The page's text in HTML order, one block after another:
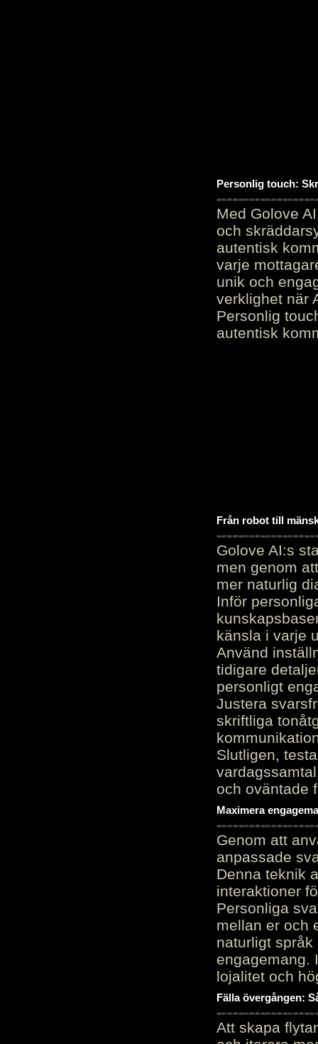
Personlig touch:
Med Golove
och
autentisk
varje
unik och
verklighet när
Personlig
autentisk
Från robot till
Golove AI:s
men genom
mer naturlig
Inför
känsla i varje
Använd
tidigare
personligt
Justera
skriftliga
Slutligen,
och oväntade
Maximera
Genom att
anpassade
Denna teknik
interaktioner
Personliga
mellan er och
naturligt
engagemang.
lojalitet och
Fälla övergången:
Att skapa